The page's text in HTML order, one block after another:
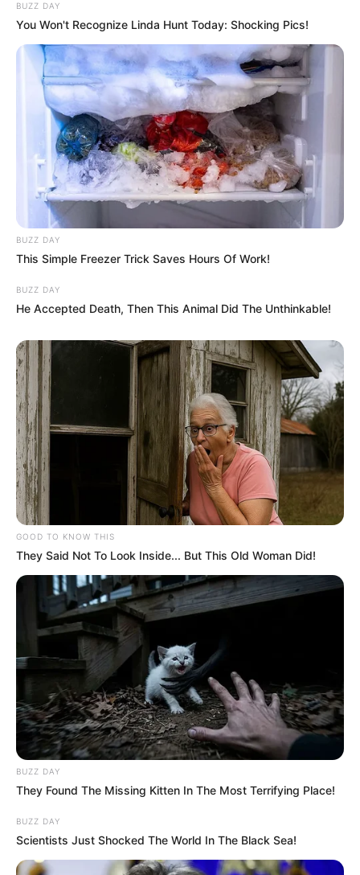
BUZZ DAY
You Won't Recognize Linda Hunt Today: Shocking Pics!
BUZZ DAY
This Simple Freezer Trick Saves Hours Of Work!
BUZZ DAY
He Accepted Death, Then This Animal Did The Unthinkable!
GOOD TO KNOW THIS
They Said Not To Look Inside... But This Old Woman Did!
BUZZ DAY
They Found The Missing Kitten In The Most Terrifying Place!
BUZZ DAY
Scientists Just Shocked The World In The Black Sea!